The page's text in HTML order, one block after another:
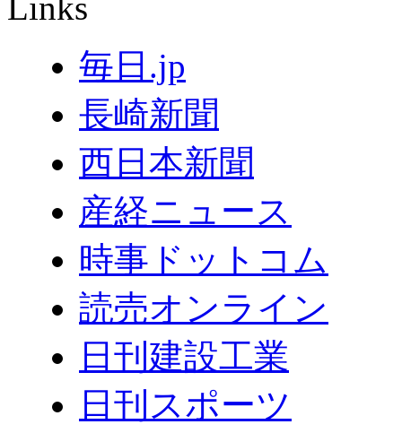
毎日.jp
長崎新聞
西日本新聞
産経ニュース
時事ドットコム
読売オンライン
日刊建設工業
日刊スポーツ